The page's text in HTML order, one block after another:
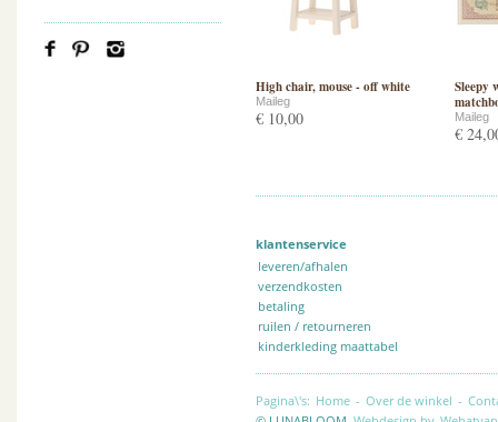
High chair, mouse - off white
Maileg
€ 10,00
Sleepy
Maileg
€
klantenservice
leveren/afhalen
verzendkosten
betaling
ruilen / retourneren
kinderkleding maattabel
Pagina\'s: Home - Over de winkel -